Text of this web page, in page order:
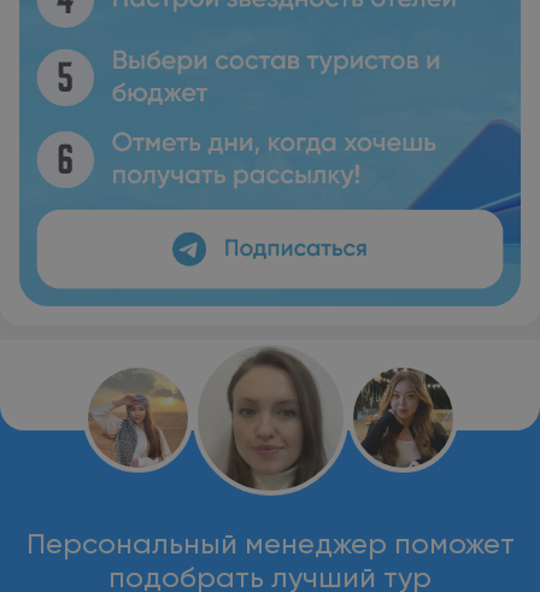
Персональный менеджер поможет
подобрать лучший тур